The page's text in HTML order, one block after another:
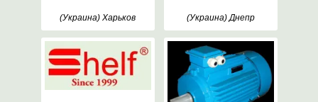
(Украина) Харьков (Украина) Днепр